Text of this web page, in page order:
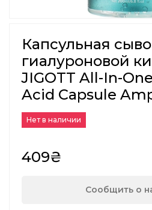
Капсульная
гиалуроновой
JIGOTT All-In-
Acid Capsule
Нет в наличии
409₴
Сообщить о